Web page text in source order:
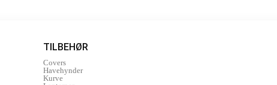
TILBEHØR
Covers
Havehynder
Kurve